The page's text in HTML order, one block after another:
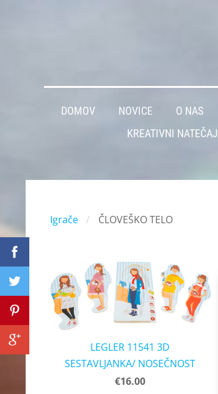
DOMOV NOVICE O NAS
KREATIVNI NATEČAJ
Igrače ČLOVEŠKO TELO
LEGLER 11541 3D
SESTAVLJANKA/ NOSEČNOST
€16.00